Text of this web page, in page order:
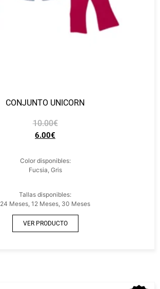
CONJUNTO UNICORN
10.00€
6.00€
Color disponibles:
Fucsia, Gris
Tallas disponibles:
24 Meses, 12 Meses, 30 Meses
VER PRODUCTO